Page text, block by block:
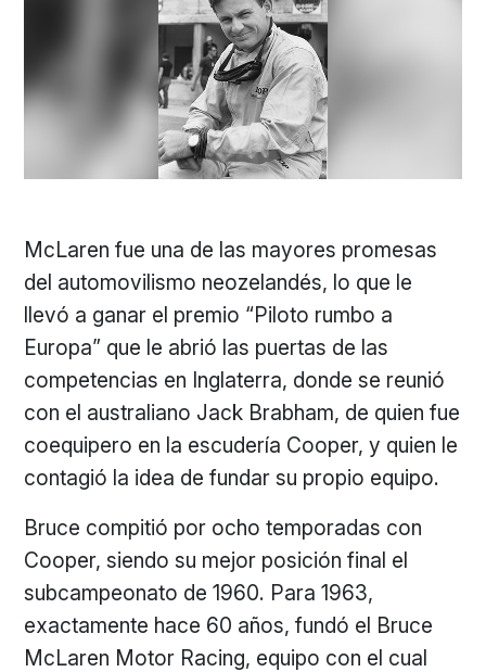
McLaren fue una de las mayores promesas
del automovilismo neozelandés, lo que le
llevó a ganar el premio “Piloto rumbo a
Europa” que le abrió las puertas de las
competencias en Inglaterra, donde se reunió
con el australiano Jack Brabham, de quien fue
coequipero en la escudería Cooper, y quien le
contagió la idea de fundar su propio equipo.
Bruce compitió por ocho temporadas con
Cooper, siendo su mejor posición final el
subcampeonato de 1960. Para 1963,
exactamente hace 60 años, fundó el Bruce
McLaren Motor Racing, equipo con el cual